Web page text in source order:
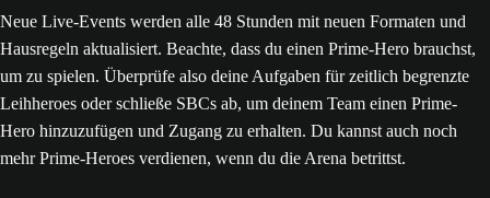
Neue Live-Events werden alle 48 Stunden mit neuen Formaten und
Hausregeln aktualisiert. Beachte, dass du einen Prime-Hero brauchst,
um zu spielen. Überprüfe also deine Aufgaben für zeitlich begrenzte
Leihheroes oder schließe SBCs ab, um deinem Team einen Prime-
Hero hinzuzufügen und Zugang zu erhalten. Du kannst auch noch
mehr Prime-Heroes verdienen, wenn du die Arena betrittst.